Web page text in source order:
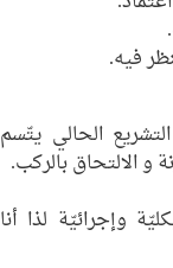
فيه.
الحالي يتّسم
و الالتحاق بالركب.
وإجرائيّة لذا أنا